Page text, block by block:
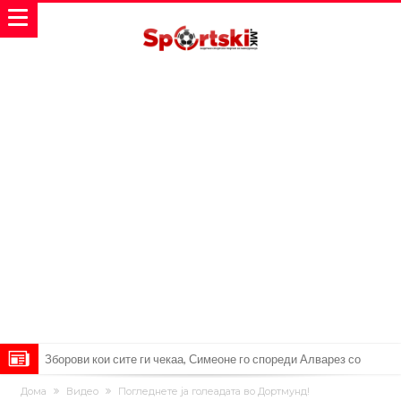
Зборови кои сите ги чекаа, Симеоне го спореди Алварез со
Гризман
Реал Мадрид ја прекинува потрагата по нов играч за врска
Дома Видео Погледнете ја голеадата во Дортмунд!